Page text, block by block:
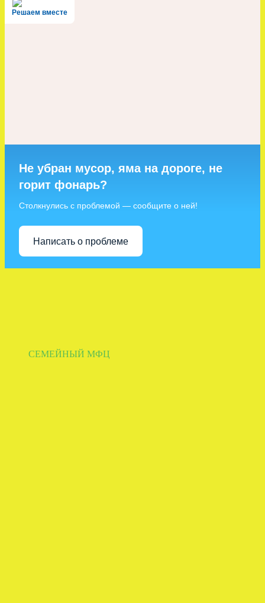
Решаем вместе
Не убран мусор, яма на дороге, не
горит фонарь?
Столкнулись с проблемой — сообщите о ней!
Написать о проблеме
СЕМЕЙНЫЙ МФЦ